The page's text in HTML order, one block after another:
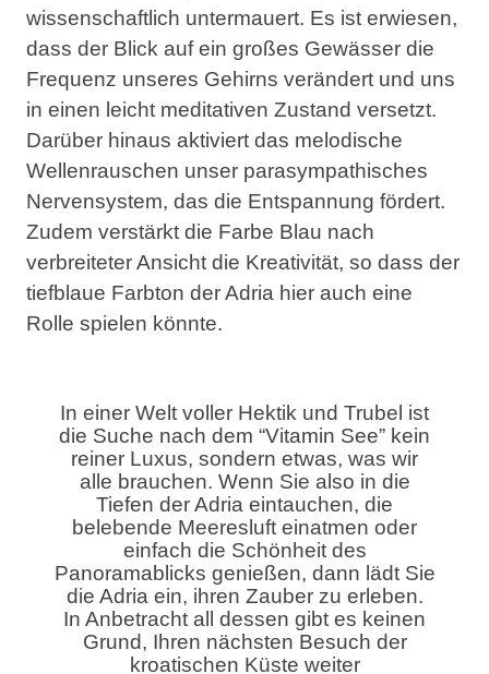
wissenschaftlich untermauert. Es ist erwiesen,
dass der Blick auf ein großes Gewässer die
Frequenz unseres Gehirns verändertund uns
in einen leicht meditativen Zustand versetzt.
Darüber hinaus aktiviert das melodische
Wellenrauschen unser parasympathisches
Nervensystem, das die Entspannung fördert.
Zudem verstärktdie Farbe Blau nach
verbreiteter Ansicht die Kreativität, so dass der
tiefblaue Farbton der Adria hier auch eine
Rolle spielen könnte.
In einer Welt voller Hektik und Trubel ist
die Suche nach dem “Vitamin See” kein
reiner Luxus, sondern etwas, was wir
alle brauchen. Wenn Sie also in die
Tiefen der Adria eintauchen, die
belebende Meeresluft einatmen oder
einfach die Schönheit des
Panoramablicks genießen, dann lädt Sie
die Adria ein, ihren Zauber zu erleben.
In Anbetracht all dessen gibt es keinen
Grund, Ihren nächsten Besuch der
kroatischen Küste weiter